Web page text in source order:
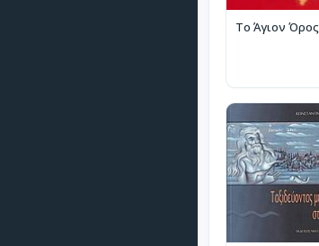
Το Άγιον Όρος